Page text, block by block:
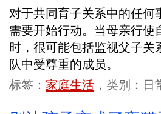
对于共同育子关系中的任
需要开始行动。当母亲行
时，很可能包括监视父子
队中受尊重的成员。
标签： 家庭生活 ，类别：日